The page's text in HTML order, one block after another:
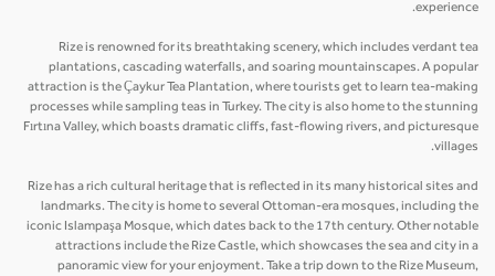
experience.
Rize is renowned for its breathtaking scenery, which includes verdant tea
plantations, cascading waterfalls, and soaring mountainscapes. A popular
attraction is the Çaykur Tea Plantation, where tourists get to learn tea-making
processes while sampling teas in Turkey. The city is also home to the stunning
Fırtına Valley, which boasts dramatic cliffs, fast-flowing rivers, and picturesque
villages.
Rize has a rich cultural heritage that is reflected in its many historical sites and
landmarks. The city is home to several Ottoman-era mosques, including the
iconic Islampaşa Mosque, which dates back to the 17th century. Other notable
attractions include the Rize Castle, which showcases the sea and city in a
panoramic view for your enjoyment. Take a trip down to the Rize Museum,